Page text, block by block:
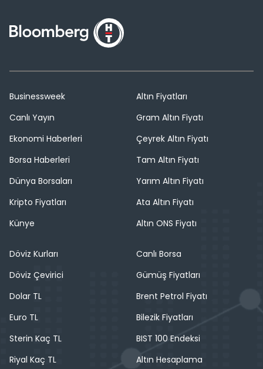
Businessweek
Canlı Yayın
Ekonomi Haberleri
Borsa Haberleri
Dünya Borsaları
Kripto Fiyatları
Künye
Altın Fiyatları
Gram Altın Fiyatı
Çeyrek Altın Fiyatı
Tam Altın Fiyatı
Yarım Altın Fiyatı
Ata Altın Fiyatı
Altın ONS Fiyatı
Döviz Kurları
Döviz Çevirici
Dolar TL
Euro TL
Sterin Kaç TL
Riyal Kaç TL
Canlı Borsa
Gümüş Fiyatları
Brent Petrol Fiyatı
Bilezik Fiyatları
BIST 100 Endeksi
Altın Hesaplama